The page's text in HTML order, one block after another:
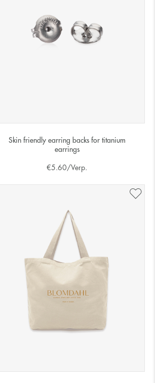
Skin friendly earring backs for titanium
earrings
€5.60 /Verp.